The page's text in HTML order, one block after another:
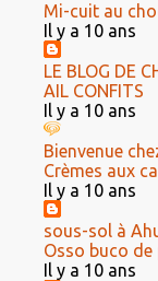
Mi-cuit au
Il y a 10 ans
LE BLOG DE
AIL CONFITS
Il y a 10 ans
Bienvenue
Crèmes aux
Il y a 10 ans
sous-sol à
Osso buco
Il y a 10 ans